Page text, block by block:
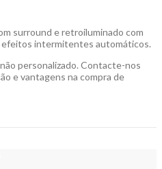
surround e retroiluminado com
efeitos intermitentes automáticos.
personalizado. Contacte-nos
e vantagens na compra de